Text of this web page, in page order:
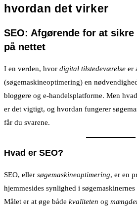
hvordan det virker
SEO: Afgørende for at
på nettet
I en verden, hvor digital tilstedeværelse er
(søgemaskineoptimering) en
bloggere og e-handelsplatforme. Men
er det vigtigt, og hvordan fungerer
får du svarene.
Hvad er SEO?
SEO, eller søgemaskineoptimering, er en
hjemmesides synlighed i søgemaskinernes
Målet er at øge både kvaliteten og